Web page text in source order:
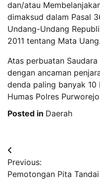
dan/atau
dimaksud dalam Pasal
Undang-Undang
2011 tentang Mata Uang.
Atas perbuatan
dengan ancaman
denda paling banyak 10
Humas Polres
Posted in Daerah
Post
navigation
Previous:
Pemotongan Pita Tandai